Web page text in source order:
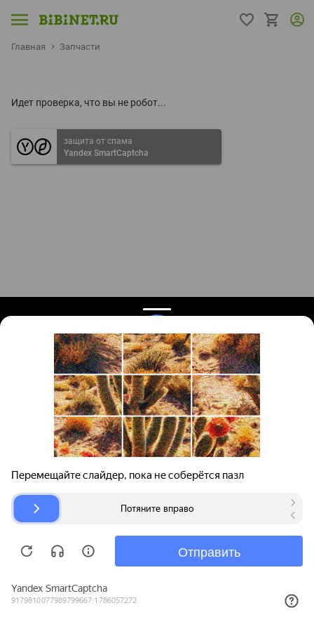
Главная Запчасти
Идет проверка, что вы не робот...
защита от спама
Yandex SmartCaptcha
Поиск запчастей
Для автокомпаний
Авторазборки
О проекте
Помощь
Карта сайта
© bibinet.ru - система поиска запчастей,
Copyright 2010-2026 Все права защищены